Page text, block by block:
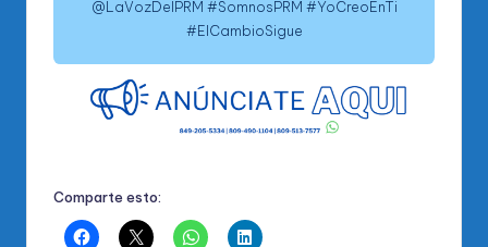
@LaVozDelPRM #SomnosPRM #YoCreoEnTi
#ElCambioSigue
Comparte esto: